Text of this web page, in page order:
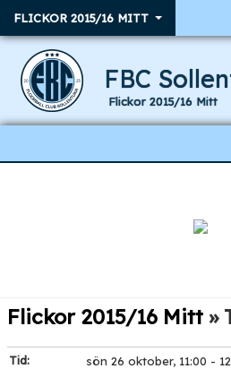
FLICKOR 2015/16 MITT
FBC
Flickor 2015/16 Mitt
Flickor 2015/16 Mitt »
Tid:
sön 26 oktober, 11:00 -